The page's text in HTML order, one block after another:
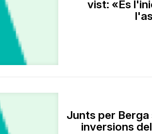
vist: «És
Junts per
inversions